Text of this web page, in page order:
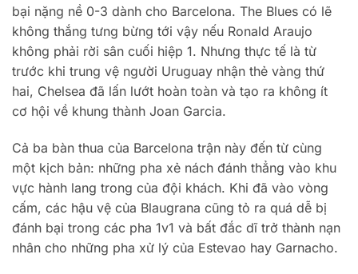
bại nặng nề 0-3 dành cho Barcelona. The Blues có lẽ
không thắng tưng bừng tới vậy nếu Ronald Araujo
không phải rời sân cuối hiệp 1. Nhưng thực tế là từ
trước khi trung vệ người Uruguay nhận thẻ vàng thứ
hai, Chelsea đã lấn lướt hoàn toàn và tạo ra không ít
cơ hội về khung thành Joan Garcia.
Cả ba bàn thua của Barcelona trận này đến từ cùng
một kịch bản: những pha xẻ nách đánh thẳng vào khu
vực hành lang trong của đội khách. Khi đã vào vòng
cấm, các hậu vệ của Blaugrana cũng tỏ ra quá dễ bị
đánh bại trong các pha 1v1 và bất đắc dĩ trở thành nạn
nhân cho những pha xử lý của Estevao hay Garnacho.